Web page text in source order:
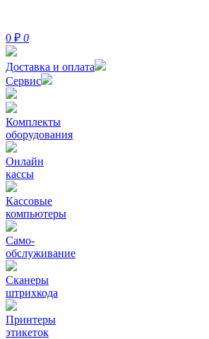
0 ₽ 0
Доставка и оплата
Сервис
Комплекты
оборудования
Онлайн
кассы
Кассовые
компьютеры
Само-
обслуживание
Сканеры
штрихкода
Принтеры
этикеток